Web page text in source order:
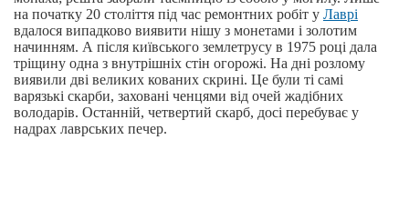
на початку 20 століття під час ремонтних робіт у Лаврі
вдалося випадково виявити нішу з монетами і золотим
начинням. А після київського землетрусу в 1975 році дала
тріщину одна з внутрішніх стін огорожі. На дні розлому
виявили дві великих кованих скрині. Це були ті самі
варязькі скарби, заховані ченцями від очей жадібних
володарів. Останній, четвертий скарб, досі перебуває у
надрах лаврських печер.